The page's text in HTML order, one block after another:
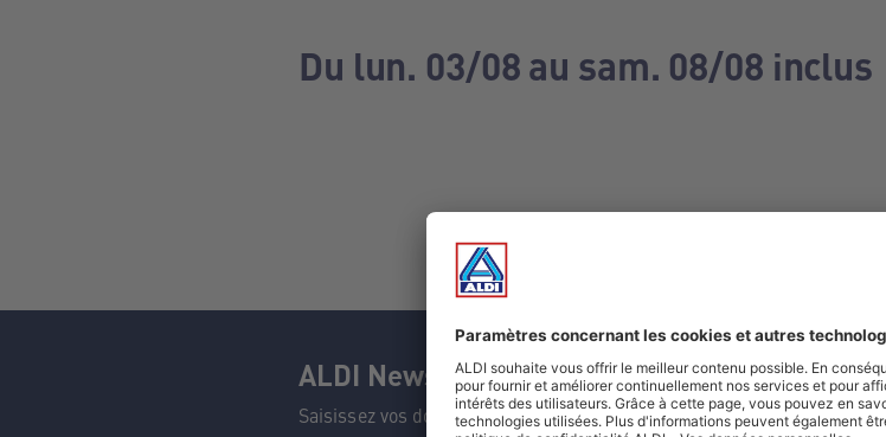
Du lun. 03/08 au sam. 08/08 inclus
ALDI Newsletter
Saisissez vos données et ne manquez aucune de nos offres.